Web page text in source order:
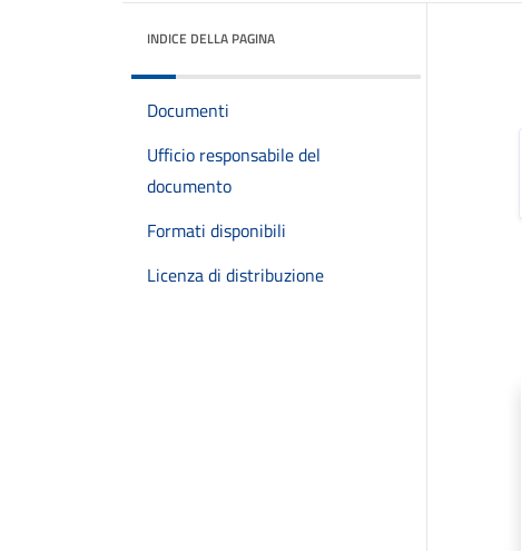
INDICE DELLA PAGINA
Documenti
Ufficio responsabile del
documento
Formati disponibili
Licenza di distribuzione